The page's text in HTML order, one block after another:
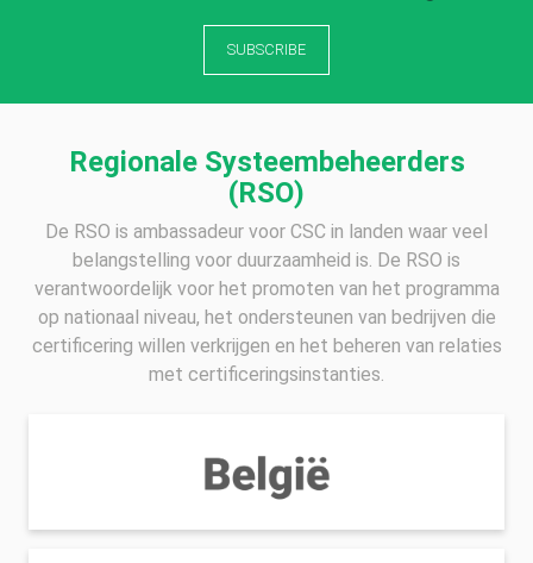
SUBSCRIBE
Regionale Systeembeheerders
(RSO)
De RSO is ambassadeur voor CSC in landen waar veel
belangstelling voor duurzaamheid is. De RSO is
verantwoordelijk voor het promoten van het programma
op nationaal niveau, het ondersteunen van bedrijven die
certificering willen verkrijgen en het beheren van relaties
met certificeringsinstanties.